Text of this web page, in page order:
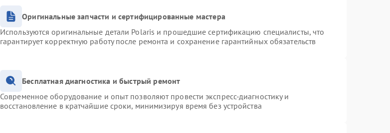
Оригинальные запчасти и сертифицированные мастера
Используются оригинальные детали Polaris и прошедшие сертификацию специалисты, что
гарантирует корректную работу после ремонта и сохранение гарантийных обязательств
Бесплатная диагностика и быстрый ремонт
Современное оборудование и опыт позволяют провести экспресс-диагностику и
восстановление в кратчайшие сроки, минимизируя время без устройства